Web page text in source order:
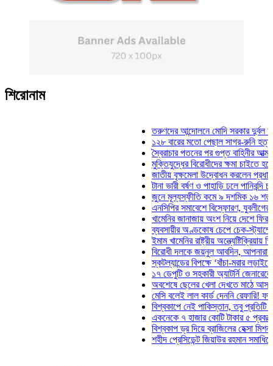
শিরোনাম
তরুণদের আন্দোলনে মোদি সরকার দুর্বল হয়েছে:
১২৮ বারের মতো পেছাল সাগর-রুনি হত্যা
স্বৈরাচার পতনের পর গুপ্ত বাহিনীর আত্মপ্রকাশ:
মুক্তিযুদ্ধের বিরোধীদের ক্ষমা চাইতে হবে:
জাতীয় বৃক্ষমেলা উদ্বোধন করলেন প্রধানমন্ত্রী
টানা ভারী বর্ষণ ও পাহাড়ি ঢলে পানিবন্দি চট্টগ্রামে
জুনে মূল্যস্ফীতি কমে ৯ দশমিক ১৬ শতাংশ
এনসিপির সমাবেশে বিস্ফোরণ, যুবলীগের দুই
খামেনির জানাজায় অংশ নিয়ে দেশে ফিরলেন
ব্যবসায়ীর অণ্ডকোষ চেপে চেক-স্ট্যাম্পে
ইমাম খামেনির রাষ্ট্রীয় অন্ত্যেষ্টিক্রিয়ায়
বিরোধী দলকে জয়নুল আবদিন, আপনারা ৭১ সালে
স্কটল্যান্ডের বিপক্ষে ‘বাঁচা-মরার লড়াইয়ে’ মাঠে
১৭ ডেপুটি ও সহকারী অ্যাটর্নি জেনারেলের
অবশেষে ছেলের খেলা দেখতে মাঠে আসছেন
মেসি বলেই লাল কার্ড দেননি রেফারি! ফাউল নিয়ে
বিশ্বকাপে নেই পাকিস্তান, তবু প্রতিটি গোলে
একনেকে ৭ হাজার কোটি টাকার ৫ প্রকল্পের
বিশ্বকাপ ড্র দিয়ে ব্রাজিলের হেক্সা মিশন শুরু
শহীদ প্রেসিডেন্ট জিয়াউর রহমান সমাধিতে